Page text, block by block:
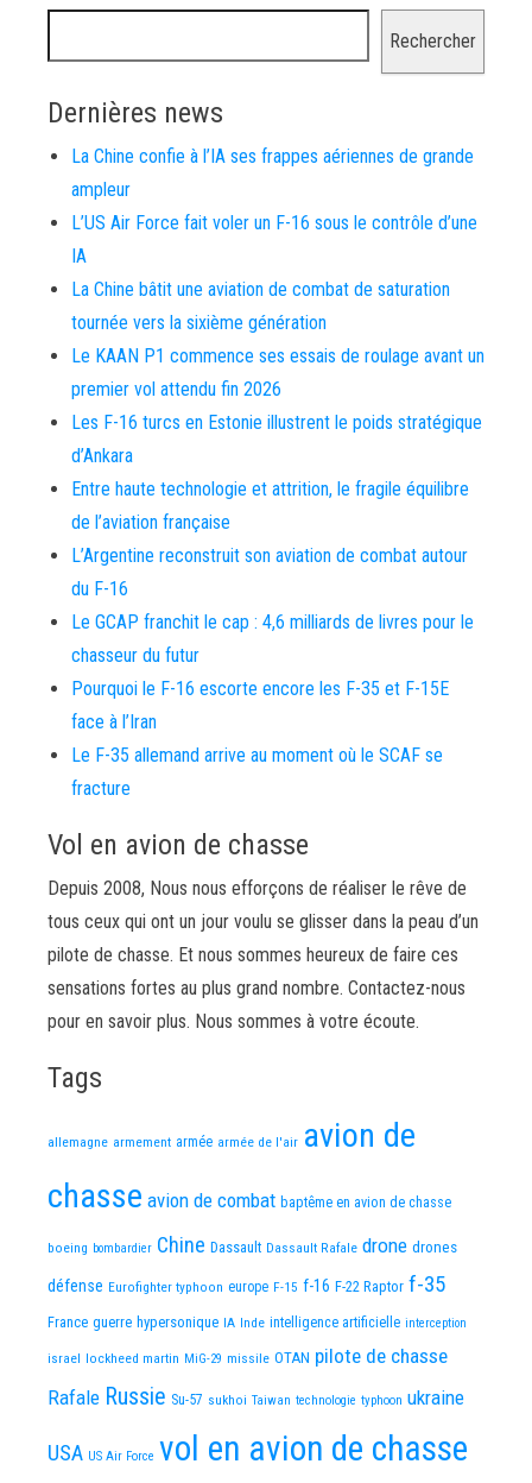
Rechercher
Dernières news
La Chine confie à l’IA ses frappes aériennes de grande
ampleur
L’US Air Force fait voler un F-16 sous le contrôle d’une
IA
La Chine bâtit une aviation de combat de saturation
tournée vers la sixième génération
Le KAAN P1 commence ses essais de roulage avant un
premier vol attendu fin 2026
Les F-16 turcs en Estonie illustrent le poids stratégique
d’Ankara
Entre haute technologie et attrition, le fragile équilibre
de l’aviation française
L’Argentine reconstruit son aviation de combat autour
du F-16
Le GCAP franchit le cap : 4,6 milliards de livres pour le
chasseur du futur
Pourquoi le F-16 escorte encore les F-35 et F-15E
face à l’Iran
Le F-35 allemand arrive au moment où le SCAF se
fracture
Vol en avion de chasse
Depuis 2008, Nous nous efforçons de réaliser le rêve de
tous ceux qui ont un jour voulu se glisser dans la peau d’un
pilote de chasse. Et nous sommes heureux de faire ces
sensations fortes au plus grand nombre. Contactez-nous
pour en savoir plus. Nous sommes à votre écoute.
Tags
allemagne armement armée armée de l'air avion de
chasse avion de combat baptême en avion de chasse
boeing bombardier Chine Dassault Dassault Rafale drone drones
défense Eurofighter typhoon europe F-15 f-16 F-22 Raptor f-35
France guerre hypersonique IA Inde intelligence artificielle interception
israel lockheed martin MiG-29 missile OTAN pilote de chasse
Rafale Russie Su-57 sukhoi Taiwan technologie typhoon ukraine
USA US Air Force vol en avion de chasse